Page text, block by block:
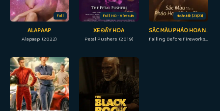
Full
ALAPAAP
Alapaap (2022)
Full HD - Vietsub
XE ĐẨY HOA
Petal Pushers (2019)
Hoàn tất (23/23)
SẮC MÀU PHÁO HOA NHÂN GIAN
Falling Before Fireworks (2023)